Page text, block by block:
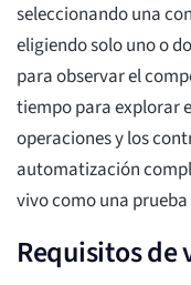
seleccionando una
eligiendo solo uno o
para observar el
tiempo para explorar
operaciones y los
automatización
vivo como una
Requisitos